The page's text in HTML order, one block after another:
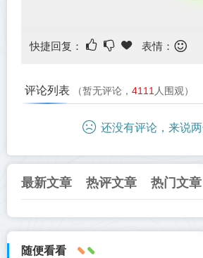
快捷回复： 表情：
评论列表 （暂无评论， 4111 人围观）
还没有评论，来说
最新文章 热评文章 热门文章
随便看看